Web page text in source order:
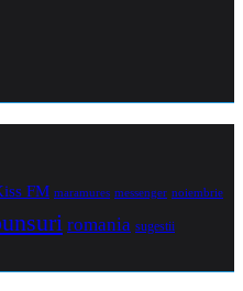
FM maramures messenger noiembrie
romania sugestii